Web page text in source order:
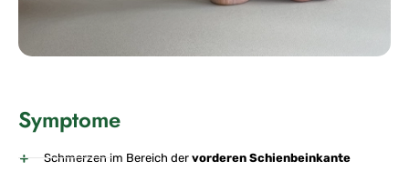
Symptome
Schmerzen im Bereich der vorderen Schienbeinkante